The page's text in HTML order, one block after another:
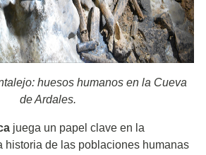
huesos humanos en la Cueva
de Ardales.
juega un papel clave en la
historia de las poblaciones humanas